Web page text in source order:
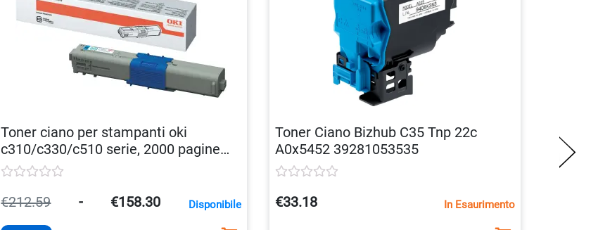
Toner ciano per stampanti oki
c310/c330/c510 serie, 2000 pagine
5031713047988
€212.59 - €158.30 Disponibile
Toner Ciano Bizhub C35 Tnp 22c
A0x5452 39281053535
€33.18 In Esaurimento